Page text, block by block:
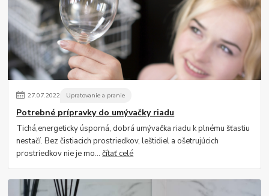
27.07.2022 Upratovanie a pranie
Potrebné prípravky do umývačky riadu
Tichá,energeticky úsporná, dobrá umývačka riadu k plnému šťastiu
nestačí. Bez čistiacich prostriedkov, leštidiel a ošetrujúcich
prostriedkov nie je mo...čítať celé